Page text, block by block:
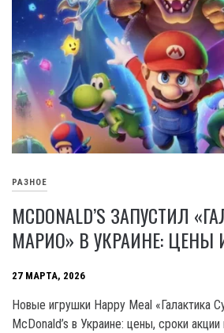
РАЗНОЕ
MCDONALD’S ЗАПУСТИЛ
МАРИО» В УКРАИНЕ: ЦЕНЫ
27 МАРТА, 2026
Новые игрушки Happy Meal «Галактика
McDonald’s в Украине: цены, сроки